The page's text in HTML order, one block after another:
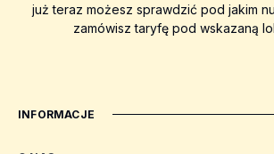
już teraz możesz sprawdzić pod jakim
zamówisz taryfę pod wskazaną
INFORMACJE